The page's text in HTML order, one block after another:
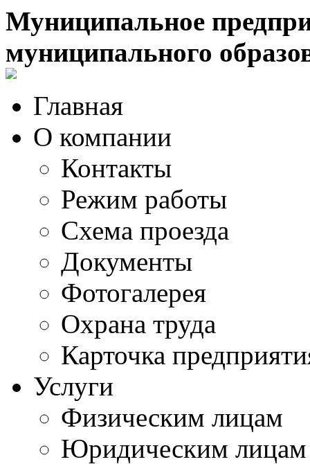
Муниципальное
муниципального
Главная
О компании
Контакты
Режим работы
Схема проезда
Документы
Фотогалерея
Охрана труда
Карточка
Услуги
Физическим лицам
Юридическим лицам